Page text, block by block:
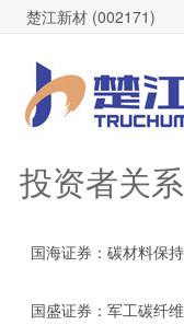
楚江新材 (002171)
先进铜基材料研发
股票信息
定期报告
调研登记
公司研报
投资者关系